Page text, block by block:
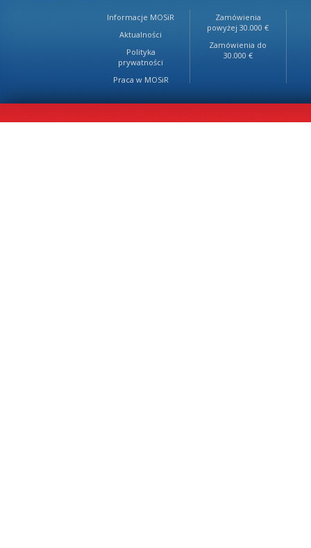
Informacje MOSiR
Aktualności
Polityka
prywatności
Praca w MOSiR
Zamówienia
powyżej 30.000 €
Zamówienia do
30.000 €